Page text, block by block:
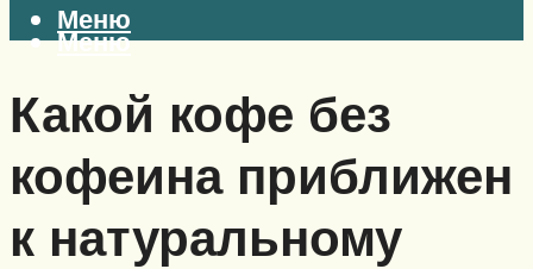
Меню
Меню
Какой кофе без
кофеина приближен
к натуральному